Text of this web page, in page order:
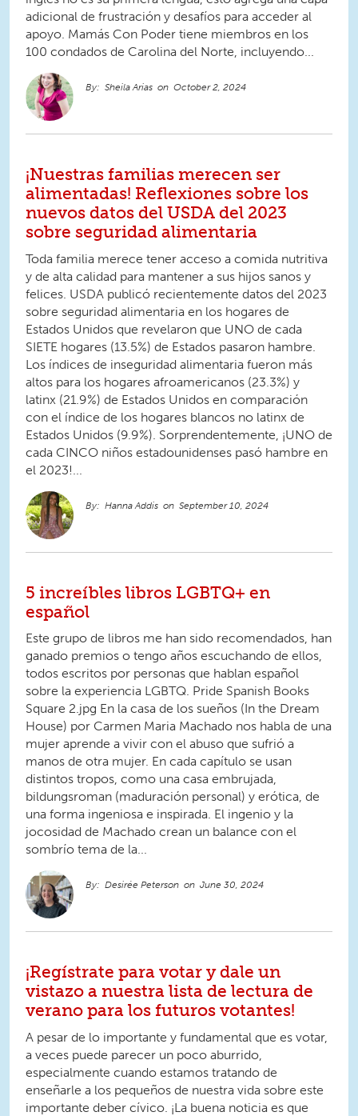
adicional de frustración y desafíos para acceder al
apoyo. Mamás Con Poder tiene miembros en los
100 condados de Carolina del Norte, incluyendo...
Sheila Arias October 2, 2024
¡Nuestras familias merecen ser
alimentadas! Reflexiones sobre los
nuevos datos del USDA del 2023
sobre seguridad alimentaria
Toda familia merece tener acceso a comida nutritiva
y de alta calidad para mantener a sus hijos sanos y
felices. USDA publicó recientemente datos del 2023
sobre seguridad alimentaria en los hogares de
Estados Unidos que revelaron que UNO de cada
SIETE hogares (13.5%) de Estados pasaron hambre.
Los índices de inseguridad alimentaria fueron más
altos para los hogares afroamericanos (23.3%) y
latinx (21.9%) de Estados Unidos en comparación
con el índice de los hogares blancos no latinx de
Estados Unidos (9.9%). Sorprendentemente, ¡UNO de
cada CINCO niños estadounidenses pasó hambre en
el 2023!...
Hanna Addis September 10, 2024
5 increíbles libros LGBTQ+ en
español
Este grupo de libros me han sido recomendados, han
ganado premios o tengo años escuchando de ellos,
todos escritos por personas que hablan español
sobre la experiencia LGBTQ. Pride Spanish Books
Square 2.jpg En la casa de los sueños (In the Dream
House) por Carmen Maria Machado nos habla de una
mujer aprende a vivir con el abuso que sufrió a
manos de otra mujer. En cada capítulo se usan
distintos tropos, como una casa embrujada,
bildungsroman (maduración personal) y erótica, de
una forma ingeniosa e inspirada. El ingenio y la
jocosidad de Machado crean un balance con el
sombrío tema de la...
Desirée Peterson June 30, 2024
¡Regístrate para votar y dale un
vistazo a nuestra lista de lectura de
verano para los futuros votantes!
A pesar de lo importante y fundamental que es votar,
a veces puede parecer un poco aburrido,
especialmente cuando estamos tratando de
enseñarle a los pequeños de nuestra vida sobre este
importante deber cívico. ¡La buena noticia es que